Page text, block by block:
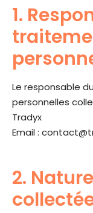
1.
Le responsable
personnelles
Tradyx
Email :
2.